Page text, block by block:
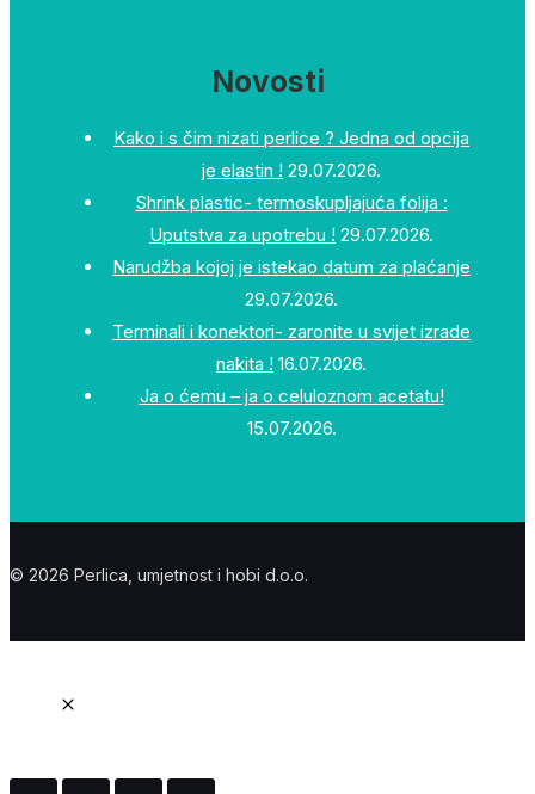
Novosti
Kako i s čim nizati perlice ? Jedna od opcija
je elastin ! 29.07.2026.
Shrink plastic- termoskupljajuća folija :
Uputstva za upotrebu ! 29.07.2026.
Narudžba kojoj je istekao datum za plaćanje
29.07.2026.
Terminali i konektori- zaronite u svijet izrade
nakita ! 16.07.2026.
Ja o ćemu – ja o celuloznom acetatu!
15.07.2026.
© 2026 Perlica, umjetnost i hobi d.o.o.